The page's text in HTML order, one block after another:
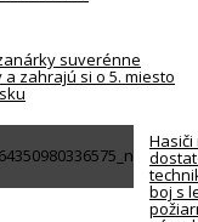
suverénne
zahrajú si o 5. miesto
Hasiči
boj s